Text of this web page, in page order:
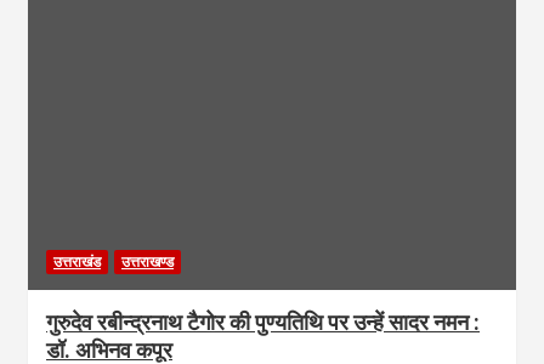
उत्तराखंड उत्तराखण्ड
गुरुदेव रबीन्द्रनाथ टैगोर की पुण्यतिथि पर उन्हें सादर नमन :
डॉ. अभिनव कपूर